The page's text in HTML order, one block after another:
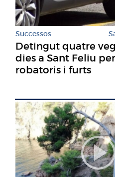
Successos
Detingut quatre
dies a Sant Feliu
robatoris i furts